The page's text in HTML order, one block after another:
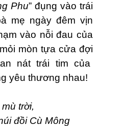
Phu” đụng vào trái
mẹ ngày đêm vịn
vào nỗi đau của
mòn tựa cửa đợi
nát trái tim của
yêu thương nhau!
trời,
đồi Cù Mông